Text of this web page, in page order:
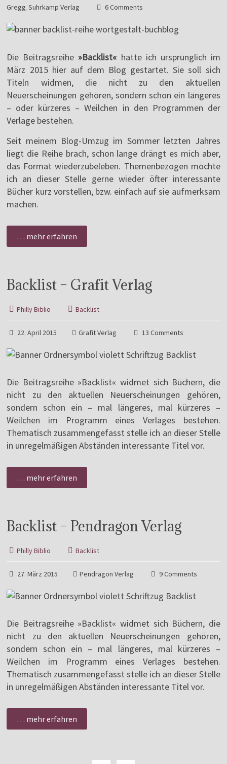
Gregg,Suhrkamp Verlag 6 Comments
Die Beitragsreihe »Backlist« hatte ich ursprünglich im
März 2015 hier auf dem Blog gestartet. Sie soll sich
Titeln widmen, die nicht zu den aktuellen
Neuerscheinungen gehören, sondern schon ein längeres
– oder kürzeres – Weilchen in den Programmen der
Verlage bestehen.
Seit meinem Blog-Umzug im Sommer letzten Jahres
liegt die Reihe brach, schon lange drängt es mich aber,
das Format wiederzubeleben. Themenbezogen möchte
ich an dieser Stelle gerne wieder öfter interessante
Bücher kurz vorstellen, bzw. einfach auf sie aufmerksam
machen.
… mehr erfahren
Backlist – Grafit Verlag
Philly Biblio Backlist
22. April 2015 Grafit Verlag 13 Comments
Die Beitragsreihe »Backlist« widmet sich Büchern, die
nicht zu den aktuellen Neuerscheinungen gehören,
sondern schon ein – mal längeres, mal kürzeres –
Weilchen im Programm eines Verlages bestehen.
Thematisch zusammengefasst stelle ich an dieser Stelle
in unregelmäßigen Abständen interessante Titel vor.
… mehr erfahren
Backlist – Pendragon Verlag
Philly Biblio Backlist
27. März 2015 Pendragon Verlag 9 Comments
Die Beitragsreihe »Backlist« widmet sich Büchern, die
nicht zu den aktuellen Neuerscheinungen gehören,
sondern schon ein – mal längeres, mal kürzeres –
Weilchen im Programm eines Verlages bestehen.
Thematisch zusammengefasst stelle ich an dieser Stelle
in unregelmäßigen Abständen interessante Titel vor.
… mehr erfahren